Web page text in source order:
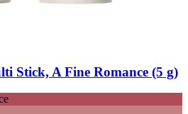
Stick, A Fine Romance (5 g)